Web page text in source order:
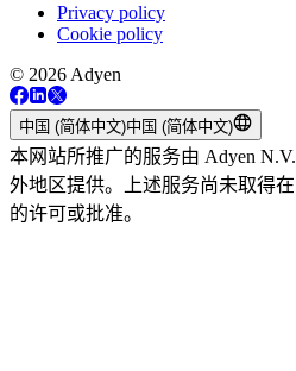
Privacy policy
Cookie policy
© 2026 Adyen
中国 (简体中文)中国 (简体中文)
本网站所推广的服务由 Adyen
外地区提供。上述服务尚未取得
的许可或批准。